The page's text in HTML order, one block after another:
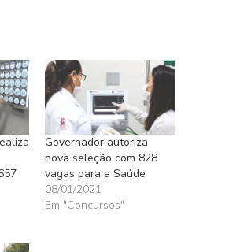
Governador autoriza
nova seleção com 828
vagas para a Saúde
08/01/2021
Em "Concursos"